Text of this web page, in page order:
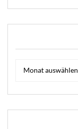
Monat auswählen